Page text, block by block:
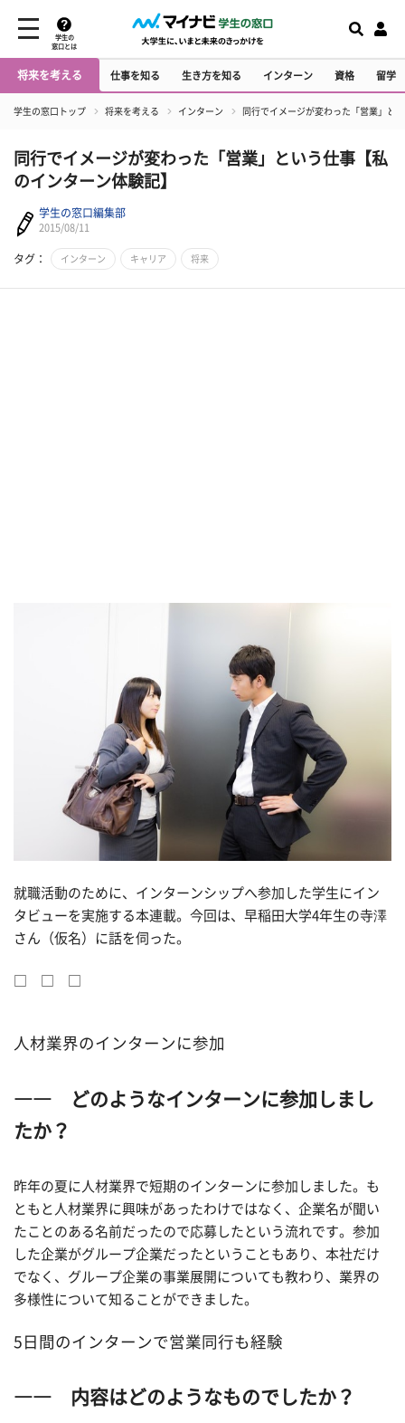
学生の
窓口とは
将来を考える 仕事を知る 生き方を知る インターン 資格 留学
学生の窓口トップ 将来を考える インターン 同行でイメージが変わった「営業」と
同行でイメージが変わった「営業」という仕事【私
のインターン体験記】
学生の窓口編集部
2015/08/11
タグ： インターン キャリア 将来
就職活動のために、インターンシップへ参加した学生にイン
タビューを実施する本連載。今回は、早稲田大学4年生の寺澤
さん（仮名）に話を伺った。
人材業界のインターンに参加
―― どのようなインターンに参加しまし
たか？
昨年の夏に人材業界で短期のインターンに参加しました。も
ともと人材業界に興味があったわけではなく、企業名が聞い
たことのある名前だったので応募したという流れです。参加
した企業がグループ企業だったということもあり、本社だけ
でなく、グループ企業の事業展開についても教わり、業界の
多様性について知ることができました。
5日間のインターンで営業同行も経験
―― 内容はどのようなものでしたか？